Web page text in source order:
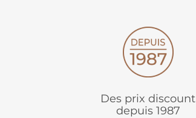
Des prix discount
depuis 1987